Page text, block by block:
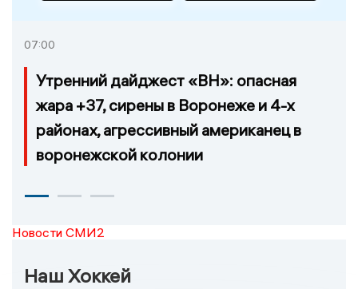
07:00
Утренний дайджест «ВН»: опасная
жара +37, сирены в Воронеже и 4-х
районах, агрессивный американец в
воронежской колонии
Новости СМИ2
Наш Хоккей